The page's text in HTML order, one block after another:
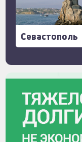
Севастополь